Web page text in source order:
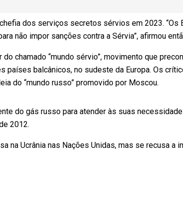
dos serviços secretos sérvios em 2023. “Os
não impor sanções contra a Sérvia”, afirmou
chamado “mundo sérvio”, movimento que
países balcânicos, no sudeste da Europa. Os
do “mundo russo” promovido por Moscou.
do gás russo para atender às suas
2012.
na Ucrânia nas Nações Unidas, mas se recusa a